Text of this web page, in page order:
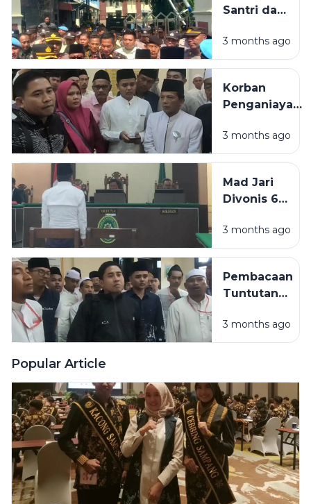
Tindak
Ringan
Santri dan
Demo PN
Sampang,
Terdakwa
Penganiaya
Dihukum
Maksimal
3 months ago
Korban
Penganiayaan
di Sampang:
Saya Diancam
Akan Dibunuh
Jika Melawan
3 months ago
Mad Jari
Divonis 6
Hukum
Korban:
Alhamdulillah,
Alloh Berikan
Jalan
3 months ago
Pembacaan
Tuntutan
Penganiayaan
Guru Ngaji
Korban: Jaksa
Tidak Serius
3 months ago
Popular Article